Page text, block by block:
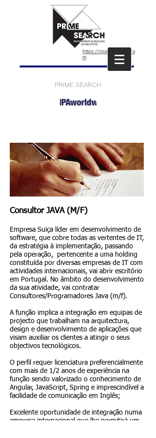
https://npaworldwide.co
m
PRIME SEARCH
Consultor JAVA (M/F)
Empresa Suiça líder em desenvolvimento de
software, que cobre todas as vertentes de IT,
da estratégia à implementação, passando
pela operação, pertencente a uma holding
constituída por diversas empresas de IT com
actividades internacionais, vai abrir escritório
em Portugal. No âmbito do desenvolvimento
da sua atividade, vai contratar
Consultores/Programadores Java (m/f).
A função implica a integração em equipas de
projecto que trabalham na arquitectura,
design e desenvolvimento de aplicações que
visam auxiliar os clientes a atingir o seus
objectivos tecnológicos.
O perfil requer licenciatura preferencialmente
com mais de 1/2 anos de experiência na
função sendo valorizado o conhecimento de
Angular, JavaScript, Spring e imprescindível a
facilidade de comunicação em Inglês;
Excelente oportunidade de integração numa
empresa internacional que lhe permitirá um